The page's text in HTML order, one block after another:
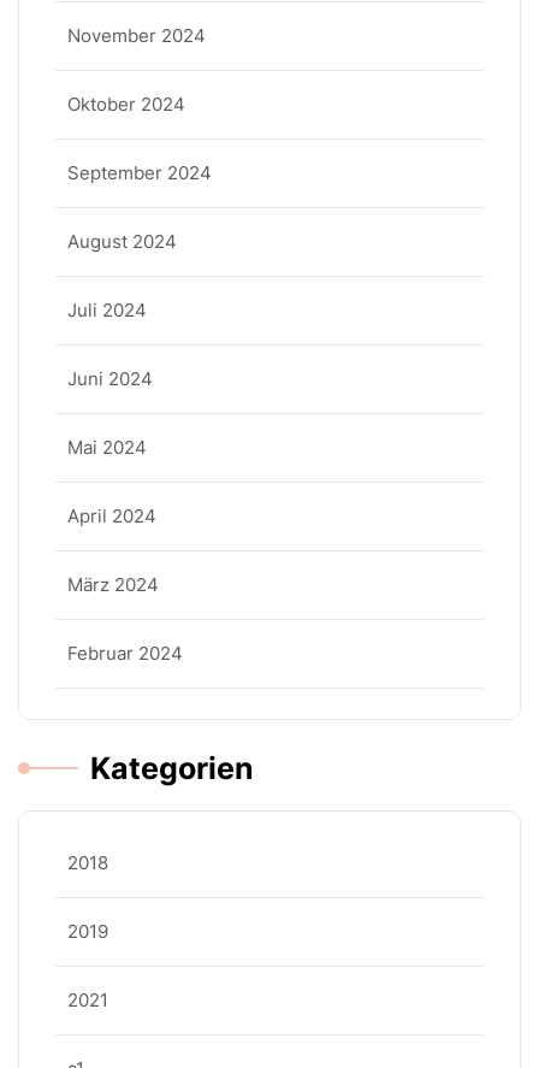
November 2024
Oktober 2024
September 2024
August 2024
Juli 2024
Juni 2024
Mai 2024
April 2024
März 2024
Februar 2024
Kategorien
2018
2019
2021